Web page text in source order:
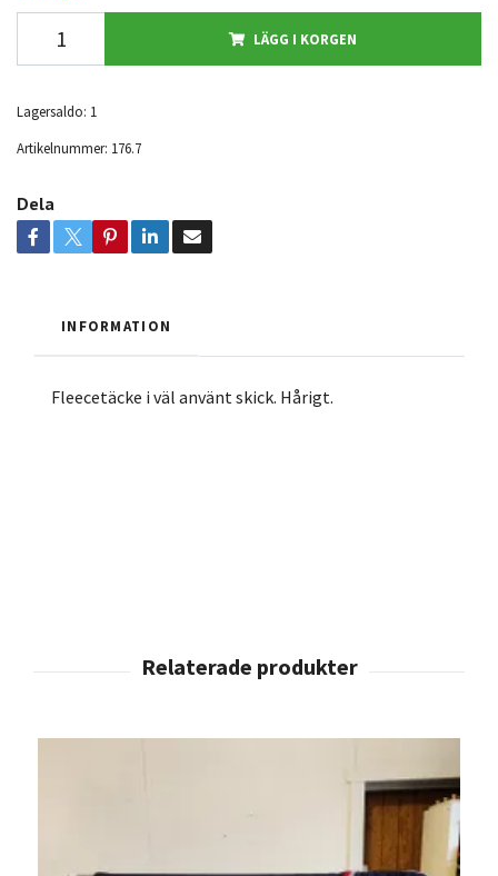
LÄGG I KORGEN
Lagersaldo: 1
Artikelnummer: 176.7
Dela
INFORMATION
Fleecetäcke i väl använt skick. Hårigt.